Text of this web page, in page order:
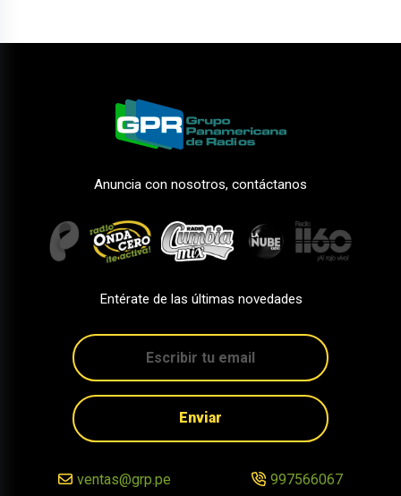
Anuncia con nosotros, contáctanos
Entérate de las últimas novedades
Enviar
ventas@grp.pe 997566067